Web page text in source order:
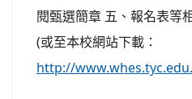
閱甄選簡章 五、報名表等
(或至本校網站下載：
http://